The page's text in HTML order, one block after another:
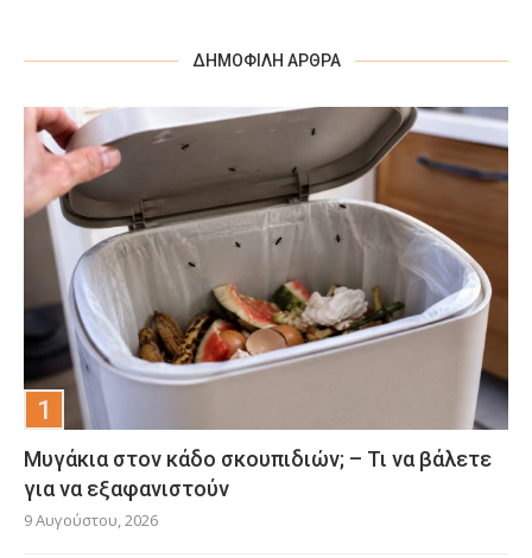
ΔΗΜΟΦΙΛΉ ΆΡΘΡΑ
Μυγάκια στον κάδο σκουπιδιών; – Τι να βάλετε
για να εξαφανιστούν
9 Αυγούστου, 2026